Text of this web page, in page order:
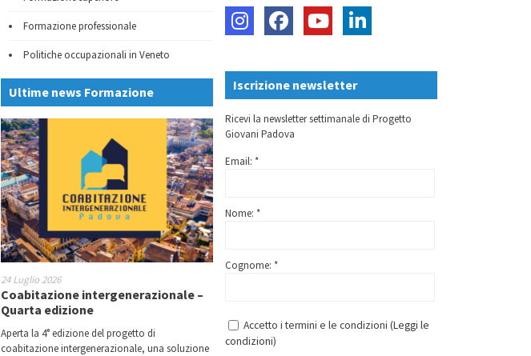
Formazione professionale
Politiche occupazionali in Veneto
Ultime news Formazione
24 Luglio 2026
Coabitazione intergenerazionale –
Quarta edizione
Aperta la 4° edizione del progetto di
coabitazione intergenerazionale, una soluzione
Iscrizione newsletter
Ricevi la newsletter settimanale di Progetto
Giovani Padova
Email: *
Nome: *
Cognome: *
Accetto i termini e le condizioni (Leggi le
condizioni)